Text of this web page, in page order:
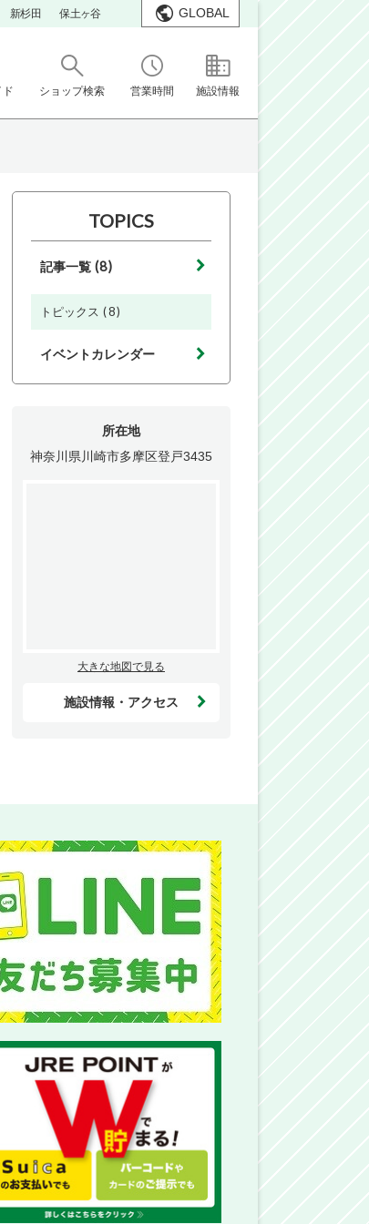
新杉田 保土ヶ谷 GLOBAL
ド ショップ検索 営業時間 施設情報
TOPICS
記事一覧 (8)
トピックス (8)
イベントカレンダー
所在地
神奈川県川崎市多摩区登戸3435
大きな地図で見る
施設情報・アクセス